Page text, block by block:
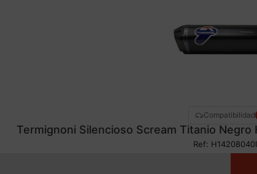
Compatibilidad
Termignoni Silencioso Scream Titanio Negro
Ref: